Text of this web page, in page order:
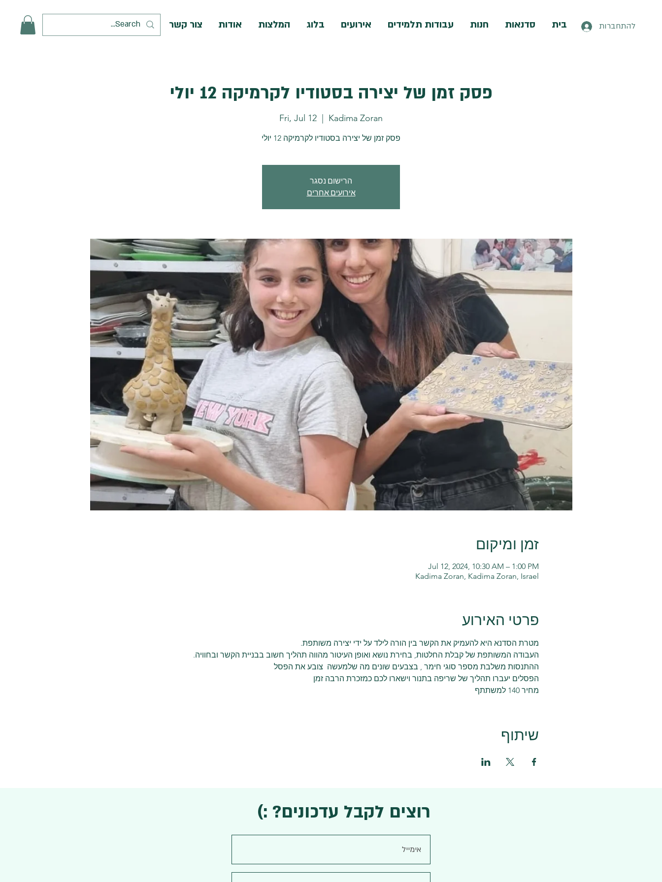
בית סדנאות חנות עבודות תלמידים אירועים בלוג המלצות אודות צור קשר להתחברות
פסק זמן של יצירה בסטודיו לקרמיקה 12 יולי
Fri, Jul 12 Kadima Zoran
פסק זמן של יצירה בסטודיו לקרמיקה 12 יולי
הרישום נסגר
אירועים אחרים
זמן ומיקום
Jul 12, 2024, 10:30 AM – 1:00 PM
Kadima Zoran, Kadima Zoran, Israel
פרטי האירוע
מטרת הסדנא היא להעמיק את הקשר בין הורה לילד על ידי יצירה משותפת.
העבודה המשותפת של קבלת החלטות, בחירת נושא ואופן העיטור מהווה תהליך חשוב בבניית הקשר ובחוויה.
ההתנסות משלבת מספר סוגי חימר , בצבעים שונים מה שלמעשה  צובע את הפסל
הפסלים יעברו תהליך של שריפה בתנור וישארו לכם כמזכרת הרבה זמן
מחיר 140 למשתתף
שיתוף
רוצים לקבל עדכונים? :)